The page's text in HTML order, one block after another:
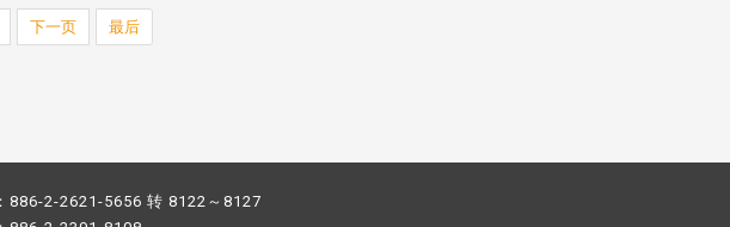
下一页 最后
886-2-2621-5656 转 8122～8127